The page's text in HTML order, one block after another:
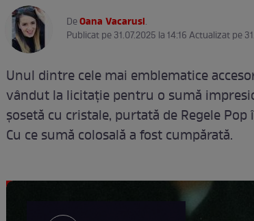
DeOana Vacarusi.
Publicat pe 31.07.2025 la 14:16 Actualizat pe
Unul dintre cele mai emblematice
vândut la licitație pentru o sumă
șosetă cu cristale, purtată de Regele
Cu ce sumă colosală a fost cumpărată.